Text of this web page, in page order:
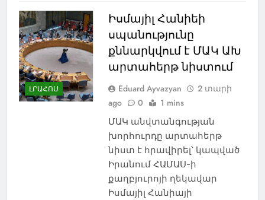
ԼՐԱՀՈՍ
Իսմայիլ Հանիեի
սպանությունը
քննարկվում է ՄԱԿ ԱԽ
արտահերթ նիստում
Eduard Ayvazyan
2 տարի
ago
0 1 mins
ՄԱԿ անվտանգության
խորհուրդը արտահերթ
նիստ է հրավիրել՝ կապված
Իրանում ՀԱՄԱՍ-ի
քաղբյուրոյի ղեկավար
Իսմայիլ Հանիայի